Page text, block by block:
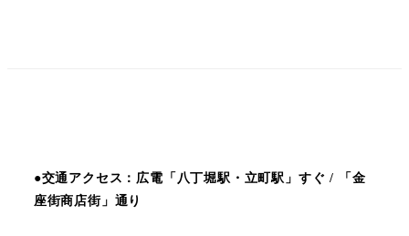
●交通アクセス：広電「八丁堀駅・立町駅」すぐ / 「金
座街商店街」通り